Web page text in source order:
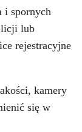
i spornych
lub
rejestracyjne
kamery
się w